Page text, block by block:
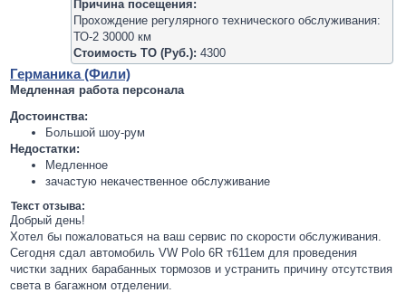
Причина посещения:
Прохождение регулярного технического обслуживания:
ТО-2 30000 км
Стоимость ТО (Руб.): 4300
Германика (Фили)
Медленная работа персонала
Достоинства:
Большой шоу-рум
Недостатки:
Медленное
зачастую некачественное обслуживание
Текст отзыва:
Добрый день!
Хотел бы пожаловаться на ваш сервис по скорости обслуживания.
Сегодня сдал автомобиль VW Polo 6R т611ем для проведения
чистки задних барабанных тормозов и устранить причину отсутствия
света в багажном отделении.